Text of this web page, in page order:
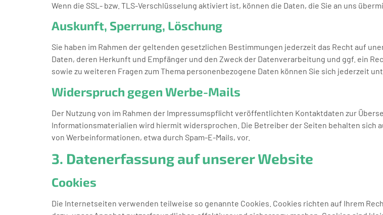
Wenn die SSL- bzw. TLS-Verschlüsselung aktiviert ist, können die Daten, die Sie an uns
Auskunft, Sperrung, Löschung
Sie haben im Rahmen der geltenden gesetzlichen Bestimmungen jederzeit das Recht auf
Daten, deren Herkunft und Empfänger und den Zweck der Datenverarbeitung und ggf. ein
sowie zu weiteren Fragen zum Thema personenbezogene Daten können Sie sich jederzeit
Widerspruch gegen Werbe-Mails
Der Nutzung von im Rahmen der Impressumspflicht veröffentlichten Kontaktdaten zur
Informationsmaterialien wird hiermit widersprochen. Die Betreiber der Seiten behalten sich
von Werbeinformationen, etwa durch Spam-E-Mails, vor.
3. Datenerfassung auf unserer Website
Cookies
Die Internetseiten verwenden teilweise so genannte Cookies. Cookies richten auf Ihrem